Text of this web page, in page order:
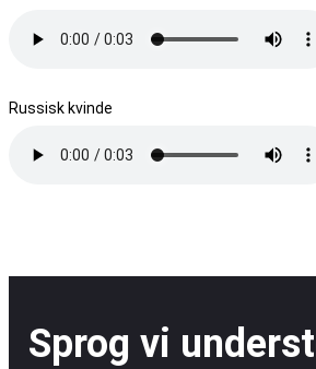
Russisk kvinde
Sprog vi